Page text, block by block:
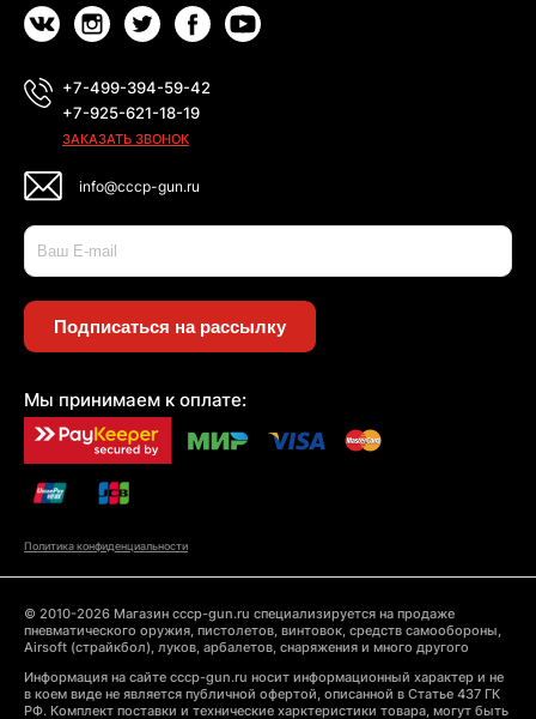
+7-499-394-59-42
+7-925-621-18-19
ЗАКАЗАТЬ ЗВОНОК
info@cccp-gun.ru
Подписаться на рассылку
Мы принимаем к оплате:
Политика конфиденциальности
© 2010-2026 Магазин cccp-gun.ru специализируется на продаже
пневматического оружия, пистолетов, винтовок, средств самообороны,
Airsoft (страйкбол), луков, арбалетов, снаряжения и много другого
Информация на сайте cccp-gun.ru носит информационный характер и не
в коем виде не является публичной офертой, описанной в Статье 437 ГК
РФ. Комплект поставки и технические харктеристики товара, могут быть